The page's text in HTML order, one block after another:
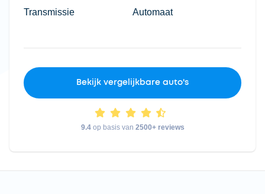
Transmissie Automaat
Bekijk vergelijkbare auto's
9.4op basis van 2500+ reviews